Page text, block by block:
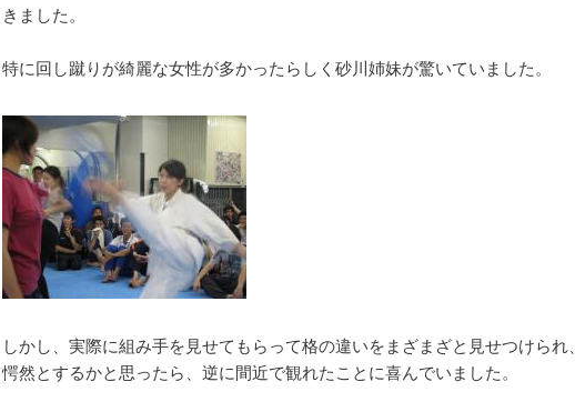
きました。
特に回し蹴りが綺麗な女性が多かったらしく砂川姉妹が驚いていました。
しかし、実際に組み手を見せてもらって格の違いをまざまざと見せつけられ
愕然とするかと思ったら、逆に間近で観れたことに喜んでいました。